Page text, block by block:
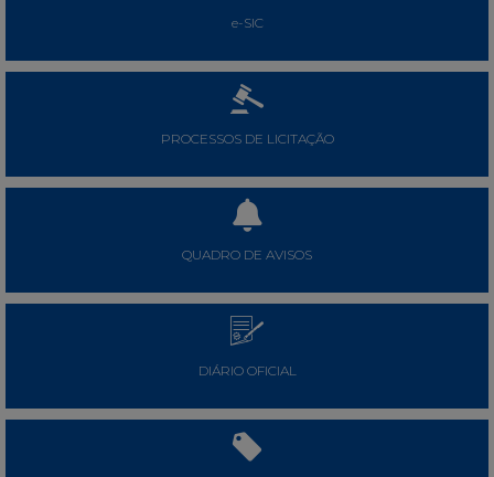
e-SIC
PROCESSOS DE LICITAÇÃO
QUADRO DE AVISOS
DIÁRIO OFICIAL